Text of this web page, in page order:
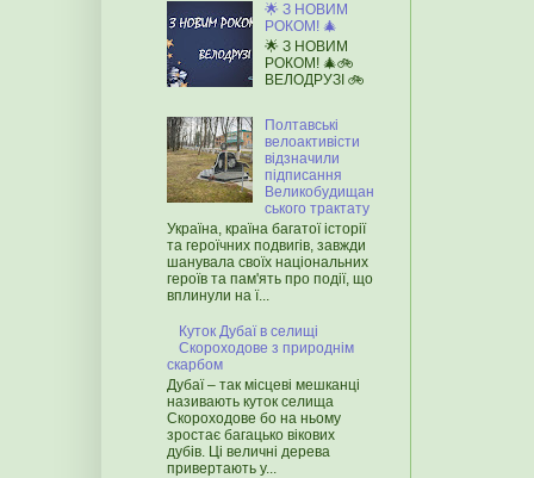
🌟 З НОВИМ
РОКОМ! 🎄
🌟 З НОВИМ
РОКОМ! 🎄🚲
ВЕЛОДРУЗІ 🚲
Полтавські
велоактивісти
відзначили
підписання
Великобудищан
ського трактату
Україна, країна багатої історії
та героїчних подвигів, завжди
шанувала своїх національних
героїв та пам'ять про події, що
вплинули на ї...
Куток Дубаї в селищі
Скороходове з природнім
скарбом
Дубаї – так місцеві мешканці
називають куток селища
Скороходове бо на ньому
зростає багацько вікових
дубів. Ці величні дерева
привертають у...